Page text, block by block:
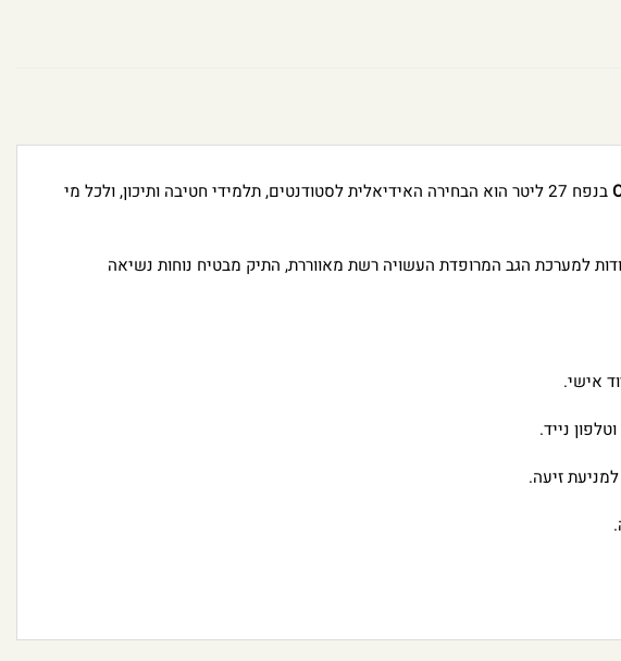
בנפח 27 ליטר הוא הבחירה האידיאלית לסטודנטים, תלמידי חטיבה ותיכון, ולכל מי
למערכת הגב המרופדת העשויה רשת מאווררת, התיק מבטיח נוחות נשיאה
אישי.
נייד.
זיעה.